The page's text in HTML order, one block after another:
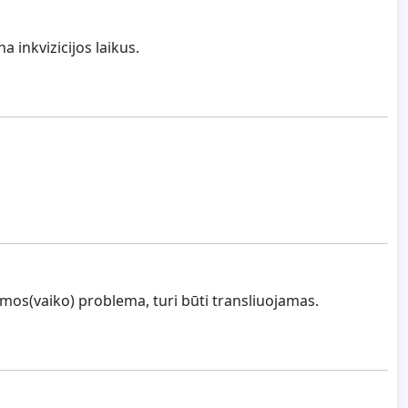
inkvizicijos laikus.
problema, turi būti transliuojamas.